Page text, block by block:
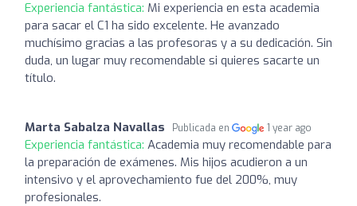
Experiencia fantástica: Mi experiencia en esta academia
para sacar el C1 ha sido excelente. He avanzado
muchísimo gracias a las profesoras y a su dedicación. Sin
duda, un lugar muy recomendable si quieres sacarte un
título.
Marta Sabalza Navallas Publicada en 1 year ago
Experiencia fantástica: Academia muy recomendable para
la preparación de exámenes. Mis hijos acudieron a un
intensivo y el aprovechamiento fue del 200%, muy
profesionales.